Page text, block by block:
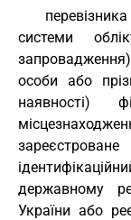
системи
особи або
наявності)
державному
України або